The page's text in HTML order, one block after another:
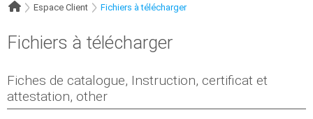
Espace Client Fichiers à télécharger
Fichiers à télécharger
Fiches de catalogue, Instruction, certificat et
attestation, other